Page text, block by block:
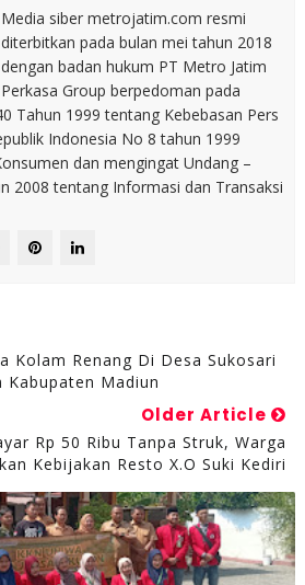
Media siber metrojatim.com resmi
diterbitkan pada bulan mei tahun 2018
dengan badan hukum PT Metro Jatim
Perkasa Group berpedoman pada
Tahun 1999 tentang Kebebasan Pers
Indonesia No 8 tahun 1999
dan mengingat Undang –
2008 tentang Informasi dan Transaksi
Kolam Renang Di Desa Sukosari
Kabupaten Madiun
Older Article
Rp 50 Ribu Tanpa Struk, Warga
Kebijakan Resto X.O Suki Kediri